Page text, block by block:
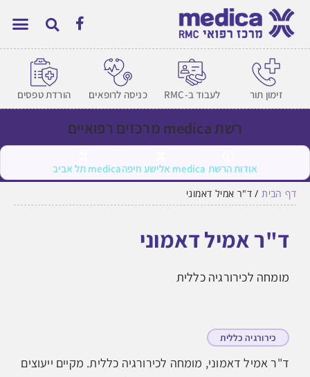
זימון תור לעבוד ב-RMC כניסה לרופאים הורדת טפסים
רשת medica מרכזים רפואיים
אודות הרשת medica אלישע חיפה
medica תל אביב
דף הבית/ד"ר אמיל דאמוני
ד"ר אמיל דאמוני
מומחה לכירורגיה כללית
כירורגיה כללית
ד"ר אמיל דאמוני, מומחה לכירורגיה כללית. מקיים ייעוצים